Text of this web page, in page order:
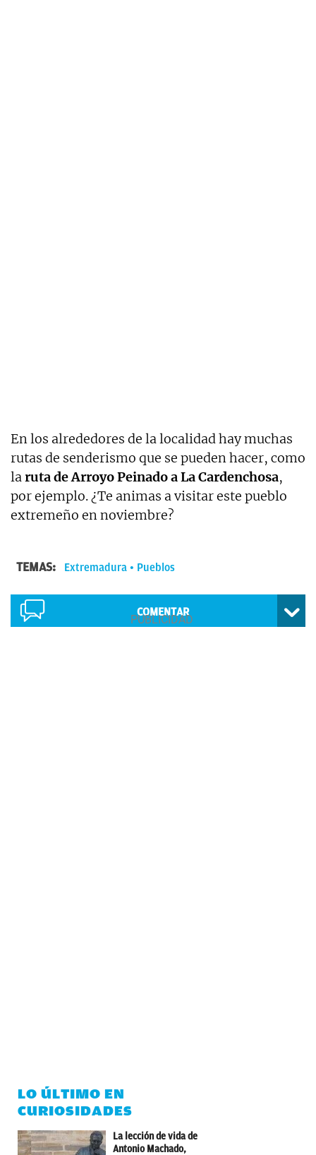
En los alrededores de la localidad hay muchas
rutas de senderismo que se pueden hacer, como
laruta de Arroyo Peinado a La Cardenchosa,
por ejemplo. ¿Te animas a visitar este pueblo
extremeño en noviembre?
TEMAS: Extremadura Pueblos
COMENTAR
LO ÚLTIMO EN
CURIOSIDADES
La lección de vida de
Antonio Machado,